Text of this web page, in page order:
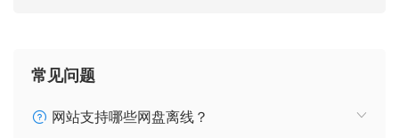
常见问题
网站支持哪些网盘离线？